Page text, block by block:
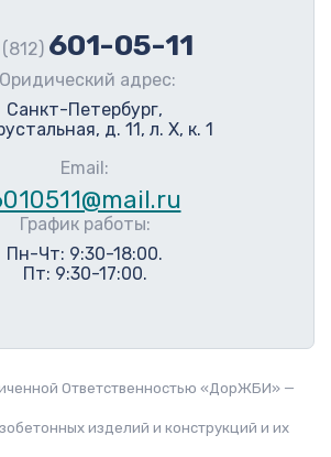
601-05-11
адрес:
Санкт-Петербург,
д. 11, л. Х, к. 1
Email:
График работы:
Пн-Чт: 9:30-18:00.
Пт: 9:30-17:00.
Ответственностью «ДорЖБИ» —
изделий и конструкций и их